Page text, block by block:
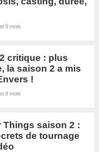
9 mois
critique : plus
la saison 2 a mis
!
9 mois
Things saison 2 :
de tournage